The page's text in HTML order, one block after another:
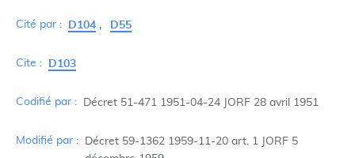
Cité par : D104 D55
Cite : D103
Codifié par : Décret 51-471 1951-04-24 JORF 28 avril 1951
Modifié par :
Décret 59-1362 1959-11-20 art. 1 JORF 5